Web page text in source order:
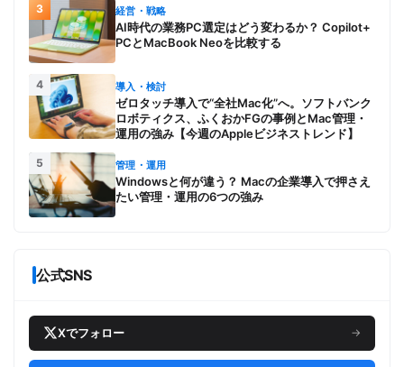
3 経営・戦略
AI時代の業務PC選定はどう変わるか？ Copilot+
PCとMacBook Neoを比較する
4 導入・検討
ゼロタッチ導入で“全社Mac化”へ。ソフトバンク
ロボティクス、ふくおかFGの事例とMac管理・
運用の強み【今週のAppleビジネストレンド】
5 管理・運用
Windowsと何が違う？ Macの企業導入で押さえ
たい管理・運用の6つの強み
公式SNS
Xでフォロー →